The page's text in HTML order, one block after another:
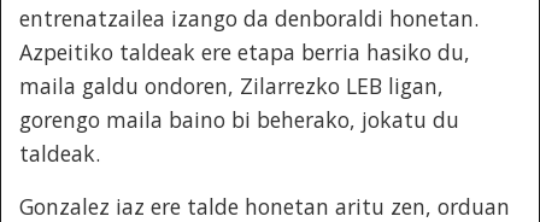
entrenatzailea izango da denboraldi honetan.
Azpeitiko taldeak ere etapa berria hasiko du,
maila galdu ondoren, Zilarrezko LEB ligan,
gorengo maila baino bi beherako, jokatu du
taldeak.
Gonzalez iaz ere talde honetan aritu zen, orduan